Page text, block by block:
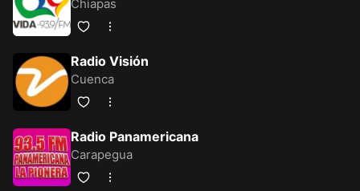
Chiapas
Radio Visión
Cuenca
Radio Panamericana
Carapegua